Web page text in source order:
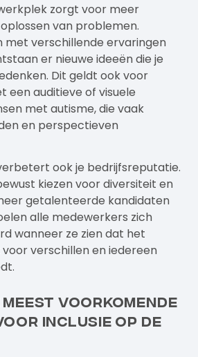
zorgt voor meer
van problemen.
met verschillende ervaringen
er nieuwe ideeën die je
Dit geldt ook voor
een auditieve of visuele
met autisme, die vaak
en perspectieven
ook je bedrijfsreputatie.
kiezen voor diversiteit en
getalenteerde kandidaten
alle medewerkers zich
wanneer ze zien dat het
verschillen en iedereen
voorkomende
inclusie op de